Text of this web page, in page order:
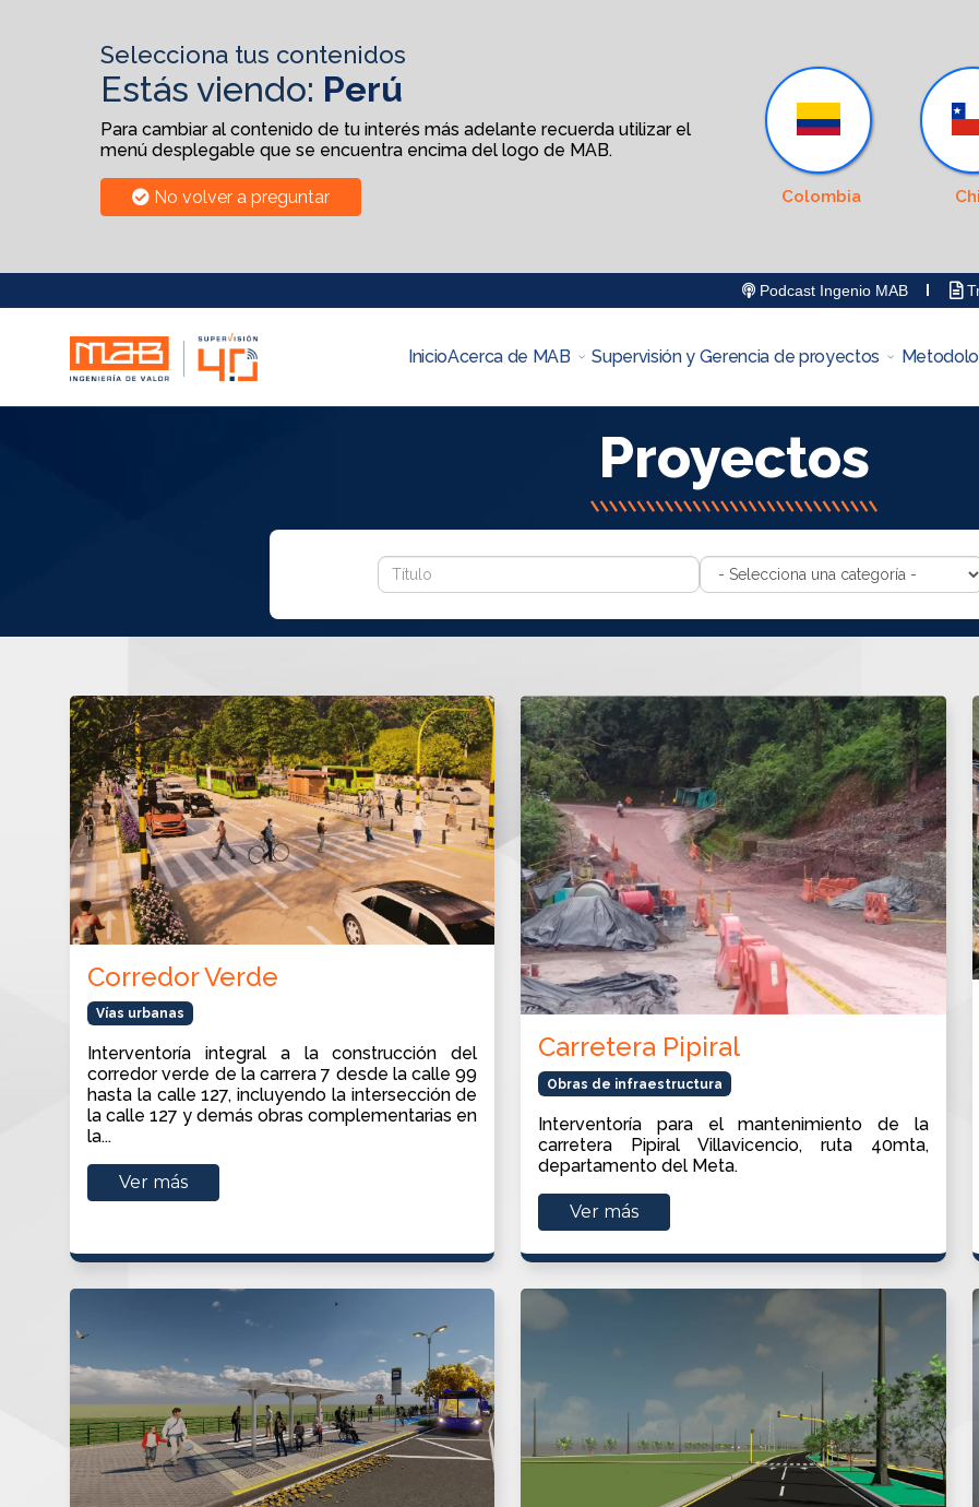
Selecciona tus contenidos
Estás viendo: Perú
Para cambiar al contenido de tu interés más adelante recuerda utilizar el
menú desplegable que se encuentra encima del logo de MAB.
No volver a preguntar Colombia
Podcast Ingenio MAB
InicioAcerca de MAB Supervisión y Gerencia de proyectos
Proyectos
Corredor Verde
Vías urbanas
Interventoría integral a la construcción del
corredor verde de la carrera 7 desde la calle 99
hasta la calle 127, incluyendo la intersección de
la calle 127 y demás obras complementarias en
la...
Ver más
Carretera Pipiral
Obras de infraestructura
Interventoría para el mantenimiento de la
carretera Pipiral Villavicencio, ruta 40mta,
departamento del Meta.
Ver más